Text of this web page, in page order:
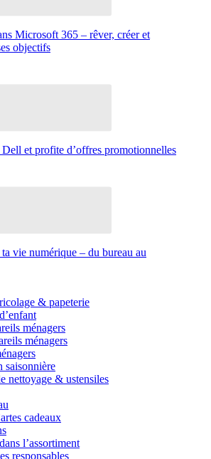
Microsoft 365 – rêver, créer et
objectifs
et profite d’offres promotionnelles
vie numérique – du bureau au
& papeterie
ménagers
ménagers
saisonnière
nettoyage & ustensiles
cadeaux
l’assortiment
responsables